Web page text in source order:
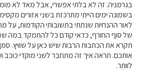
בגרמניה. זה לא בלתי אפשרי, אבל מאד לא
בשמונה ימים הייתי מתרכזת בשני אזורים
לאור ההנחיות שנתתי בתשובותי הקודמות, על
של סוף החורף, כדאי קודם כל להתמקד במה
תקרא את הכתבות הרבות שיש כאן על שוויץ.
אותכם. תראה איך זה מתחבר לשני מוקדי
לוותר.